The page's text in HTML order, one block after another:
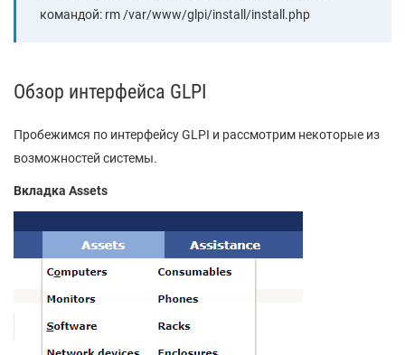
командой: rm /var/www/glpi/install/install.php
Обзор интерфейса GLPI
Пробежимся по интерфейсу GLPI и рассмотрим некоторые из
возможностей системы.
Вкладка Assets